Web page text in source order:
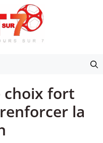
choix fort
la